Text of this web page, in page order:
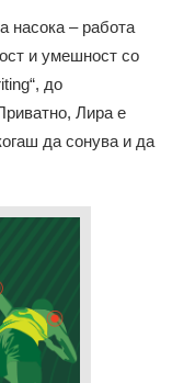
насока – работа
и умешност со
до
Лира е
да сонува и да